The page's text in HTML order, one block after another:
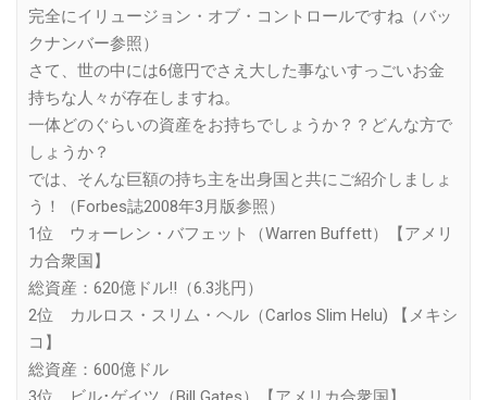
完全にイリュージョン・オブ・コントロールですね（バッ
クナンバー参照）
さて、世の中には6億円でさえ大した事ないすっごいお金
持ちな人々が存在しますね。
一体どのぐらいの資産をお持ちでしょうか？？どんな方で
しょうか？
では、そんな巨額の持ち主を出身国と共にご紹介しましょ
う！（Forbes誌2008年3月版参照）
1位 ウォーレン・バフェット（Warren Buffett）【アメリ
カ合衆国】
総資産：620億ドル!!（6.3兆円）
2位 カルロス・スリム・ヘル（Carlos Slim Helu) 【メキシ
コ】
総資産：600億ドル